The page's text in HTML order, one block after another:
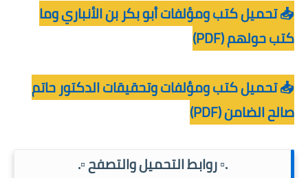
📥 تحميل كتب ومؤلفات أبو بكر بن الأنباري وما
كتب حولهم (PDF)
📥 تحميل كتب ومؤلفات وتحقيقات الدكتور حاتم
صالح الضامن (PDF)
.▫️ روابط التحميل والتصفح ▫️.